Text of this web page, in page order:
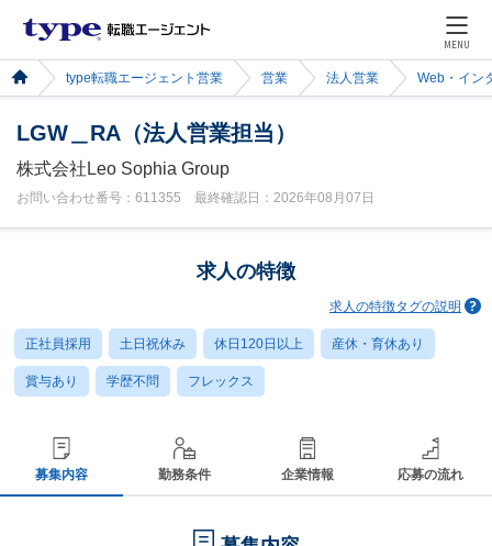
MENU
type転職エージェント営業 営業 法人営業 Web・イン
LGW＿RA（法人営業担当）
株式会社Leo Sophia Group
お問い合わせ番号：611355 最終確認日：2026年08月07日
求人の特徴
求人の特徴タグの説明
正社員採用 土日祝休み 休日120日以上 産休・育休あり
賞与あり 学歴不問 フレックス
募集内容 勤務条件 企業情報 応募の流れ